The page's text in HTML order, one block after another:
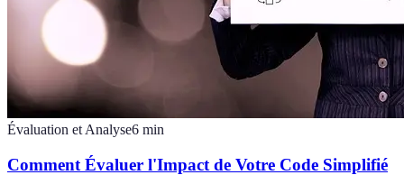
Évaluation et Analyse6 min
Comment Évaluer l'Impact de Votre Code Simplifié